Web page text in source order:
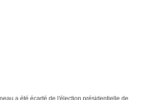
a été écarté de l'élection présidentielle de